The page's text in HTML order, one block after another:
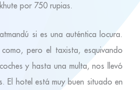
por 750 rupias.
si es una auténtica locura.
pero el taxista, esquivando
y hasta una multa, nos llevó
El hotel está muy buen situado en